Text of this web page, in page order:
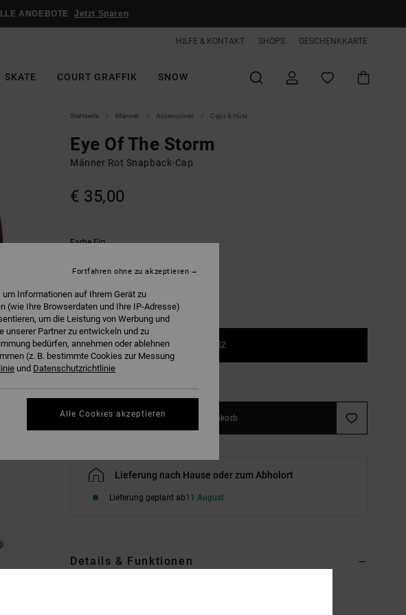
ANGEBOTE Jetzt Sparen
HILFE & KONTAKT SHOPS GESCHENKKARTE
SKATE COURT GRAFFIK SNOW
Startseite Männer Accessoires Caps & Hüte
Eye Of The Storm
Männer Rot Snapback-Cap
€ 35,00
FarbeFig
1SZ
In den Warenkorb
Lieferung nach Hause oder zum Abholort
Lieferung geplant ab11 August
Details & Funktionen
Informationen auf Ihrem Gerät zu
(wie Ihre Browserdaten und Ihre IP-Adresse)
um die Leistung von Werbung und
unserer Partner zu entwickeln und zu
bedürfen, annehmen oder ablehnen
(z. B. bestimmte Cookies zur Messung
und Datenschutzrichtlinie
Fortfahren ohne zu akzeptieren
Alle Cookies akzeptieren